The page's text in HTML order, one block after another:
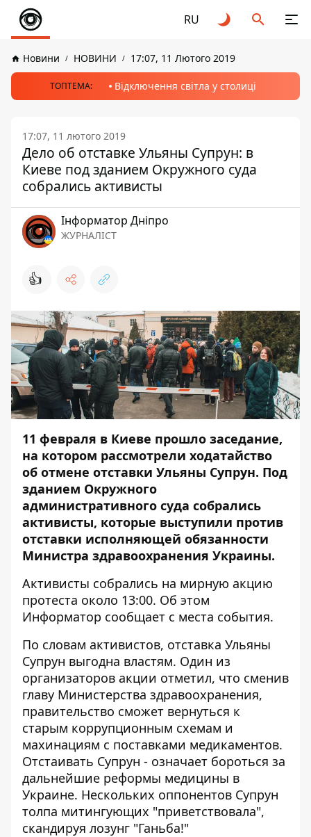
RU
Новини НОВИНИ 17:07, 11 Лютого 2019
ТОПТЕМА: Відключення світла у столиці
17:07, 11 лютого 2019
Дело об отставке Ульяны Супрун: в
Киеве под зданием Окружного суда
собрались активисты
Інформатор Дніпро
ЖУРНАЛІСТ
👍
11 февраля в Киеве прошло заседание,
на котором рассмотрели ходатайство
об отмене отставки Ульяны Супрун. Под
зданием Окружного
административного суда собрались
активисты, которые выступили против
отставки исполняющей обязанности
Министра здравоохранения Украины.
Активисты собрались на мирную акцию
протеста около 13:00. Об этом
Информатор сообщает с места события.
По словам активистов, отставка Ульяны
Супрун выгодна властям. Один из
организаторов акции отметил, что сменив
главу Министерства здравоохранения,
правительство сможет вернуться к
старым коррупционным схемам и
махинациям с поставками медикаментов.
Отстаивать Супрун - означает бороться за
дальнейшие реформы медицины в
Украине. Нескольких оппонентов Супрун
толпа митингующих "приветствовала",
скандируя лозунг "Ганьба!"